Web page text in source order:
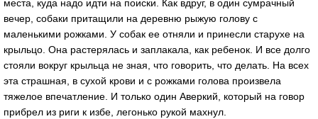
места, куда надо идти на поиски. Как вдруг, в один сумрачный
вечер, собаки притащили на деревню рыжую голову с
маленькими рожками. У собак ее отняли и принесли старухе на
крыльцо. Она растерялась и заплакала, как ребенок. И все долго
стояли вокруг крыльца не зная, что говорить, что делать. На всех
эта страшная, в сухой крови и с рожками голова произвела
тяжелое впечатление. И только один Аверкий, который на говор
прибрел из риги к избе, легонько рукой махнул.